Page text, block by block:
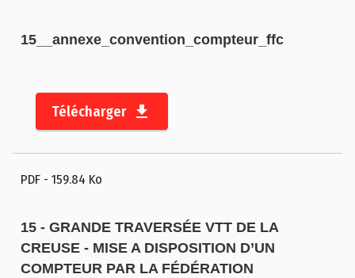
15__annexe_convention_compteur_ffc
Télécharger
PDF - 159.84 Ko
15 - GRANDE TRAVERSÉE VTT DE LA
CREUSE - MISE A DISPOSITION D’UN
COMPTEUR PAR LA FÉDÉRATION